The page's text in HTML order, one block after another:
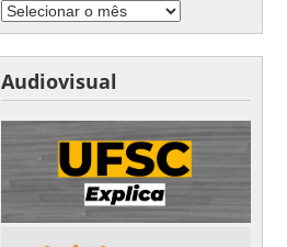
Audiovisual